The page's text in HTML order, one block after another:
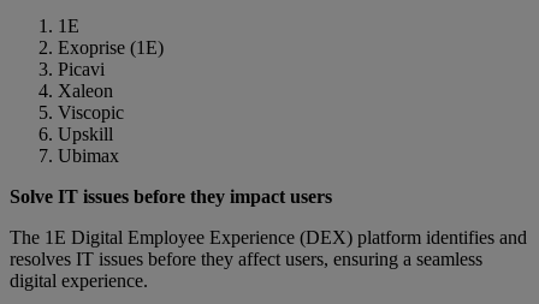
1E
Exoprise (1E)
Picavi
Xaleon
Viscopic
Upskill
Ubimax
Solve IT issues before they impact users
The 1E Digital Employee Experience (DEX) platform identifies and
resolves IT issues before they affect users, ensuring a seamless
digital experience.